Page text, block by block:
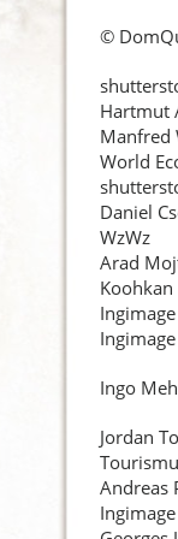
©
Hartmut
Manfred
World
Daniel
WzWz
Arad
Koohkan
Ingo
Jordan
Andreas